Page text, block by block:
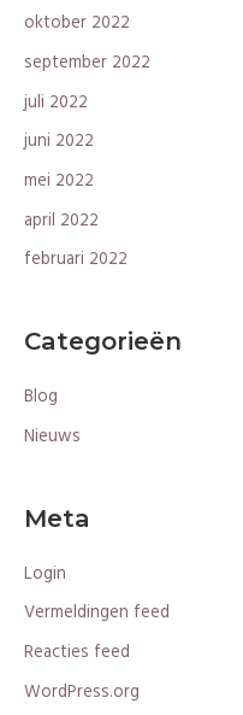
oktober 2022
september 2022
juli 2022
juni 2022
mei 2022
april 2022
februari 2022
Categorieën
Blog
Nieuws
Meta
Login
Vermeldingen feed
Reacties feed
WordPress.org